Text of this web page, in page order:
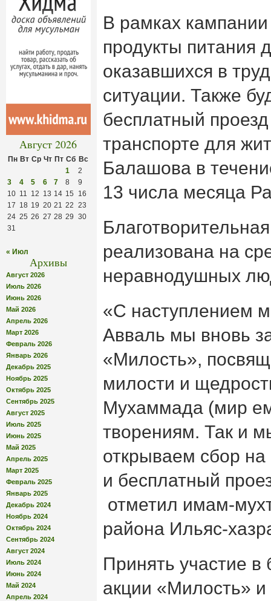
Август 2026
Пн Вт Ср Чт Пт Сб Вс
1
2
3
4 5 6 7 8
9
10 11 12 13 14 15
16
17 18 19 20 21 22 23
24 25 26 27 28 29 30
31
« Июл
Архивы
Август 2026
Июль 2026
Июнь 2026
Май 2026
Апрель 2026
Март 2026
Февраль 2026
Январь 2026
Декабрь 2025
Ноябрь 2025
Октябрь 2025
Сентябрь 2025
Август 2025
Июль 2025
Июнь 2025
Май 2025
Апрель 2025
Март 2025
Февраль 2025
Январь 2025
Декабрь 2024
Ноябрь 2024
Октябрь 2024
Сентябрь 2024
Август 2024
Июль 2024
Июнь 2024
Май 2024
Апрель 2024
В рамках
продукты питания
оказавшихся в
ситуации. Также
бесплатный
транспорте для
Балашова в
13 числа месяца
реализована на
неравнодушных
«С наступлением
Авваль мы вновь
«Милость»,
милости и
Мухаммада (мир
творениям. Так и
открываем сбор
и бесплатный
отметил имам-
района Ильяс-
Принять участие в
акции «Милость» и